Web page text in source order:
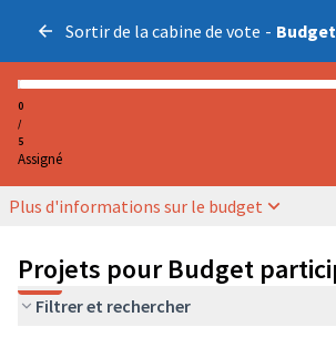
Sortir de la cabine de vote -
0
/
5
Assigné
Plus d'informations sur le budget
Projets pour Budget
Filtrer et rechercher